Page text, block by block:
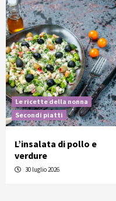
Le ricette della nonna
Secondi piatti
L’insalata di pollo e
verdure
30 luglio 2026